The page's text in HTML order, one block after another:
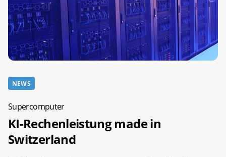
NEWS
Supercomputer
KI-Rechenleistung made in
Switzerland